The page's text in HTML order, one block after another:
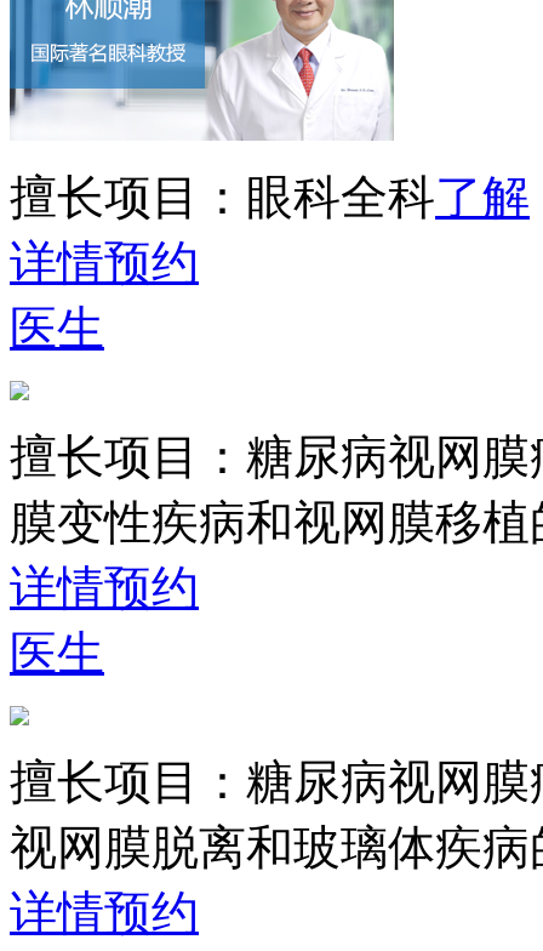
擅长项目： 眼科全科了解
详情预约
医生
擅长项目： 糖尿病视网
膜变性疾病和视网膜移
详情预约
医生
擅长项目： 糖尿病视网
视网膜脱离和玻璃体疾
详情预约